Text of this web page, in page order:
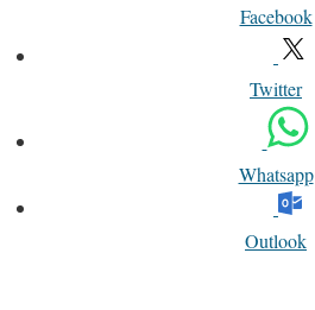
Facebook
Twitter
Whatsapp
Outlook